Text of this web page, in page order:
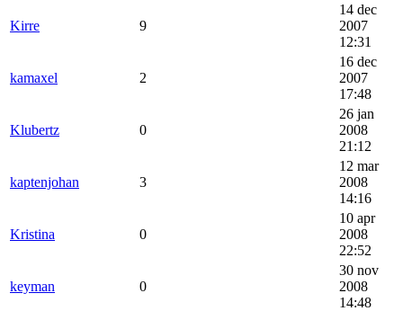
Kirre 9
14 dec
2007
12:31
kamaxel 2
16 dec
2007
17:48
Klubertz 0
26 jan
2008
21:12
kaptenjohan 3
12 mar
2008
14:16
Kristina 0
10 apr
2008
22:52
keyman 0
30 nov
2008
14:48